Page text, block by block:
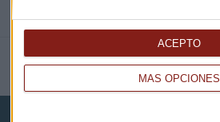
MÁS OPCIONES
ACEPTO
NOTICIAS RELACIONADAS